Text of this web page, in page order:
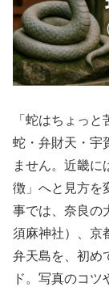
「蛇はちょっ
蛇・弁財天・
ません。近畿に
徴」へと見方を
事では、奈良の
須麻神社）、京
弁天島を、初め
ド。写真のコ